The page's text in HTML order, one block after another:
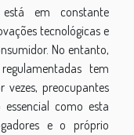
em constante
tecnológicas e
No entanto,
tem
vezes, preocupantes
como esta
e o próprio